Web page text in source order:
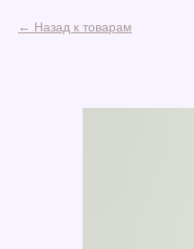
Назад к товарам